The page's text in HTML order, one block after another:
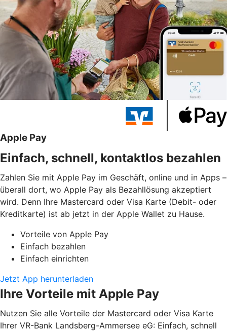
Apple Pay
Einfach, schnell, kontaktlos bezahlen
Zahlen Sie mit Apple Pay im Geschäft, online und in Apps –
überall dort, wo Apple Pay als Bezahllösung akzeptiert
wird. Denn Ihre Mastercard oder Visa Karte (Debit- oder
Kreditkarte) ist ab jetzt in der Apple Wallet zu Hause.
Vorteile von Apple Pay
Einfach bezahlen
Einfach einrichten
Jetzt App herunterladen
Ihre Vorteile mit Apple Pay
Nutzen Sie alle Vorteile der Mastercard oder Visa Karte
Ihrer VR-Bank Landsberg-Ammersee eG: Einfach, schnell